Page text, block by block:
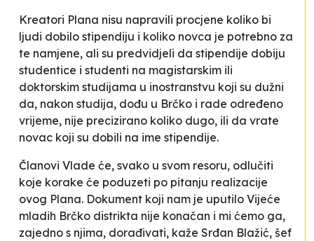
Kreatori Plana nisu napravili procjene koliko bi
ljudi dobilo stipendiju i koliko novca je potrebno za
te namjene, ali su predvidjeli da stipendije dobiju
studentice i studenti na magistarskim ili
doktorskim studijama u inostranstvu koji su dužni
da, nakon studija, dođu u Brčko i rade određeno
vrijeme, nije precizirano koliko dugo, ili da vrate
novac koji su dobili na ime stipendije.
Članovi Vlade će, svako u svom resoru, odlučiti
koje korake će poduzeti po pitanju realizacije
ovog Plana. Dokument koji nam je uputilo Vijeće
mladih Brčko distrikta nije konačan i mi ćemo ga,
zajedno s njima, dorađivati, kaže Srđan Blažić, šef